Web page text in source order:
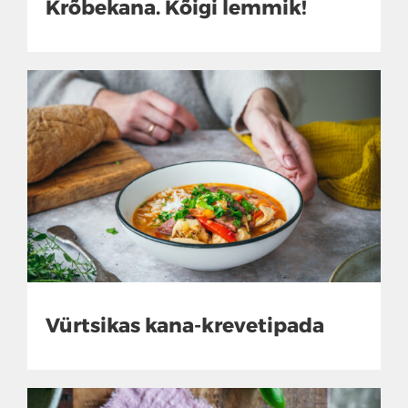
Krõbekana. Kõigi lemmik!
Vürtsikas kana-krevetipada